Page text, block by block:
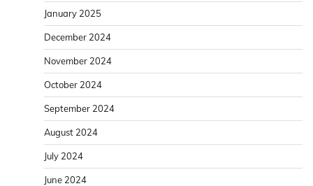
January 2025
December 2024
November 2024
October 2024
September 2024
August 2024
July 2024
June 2024